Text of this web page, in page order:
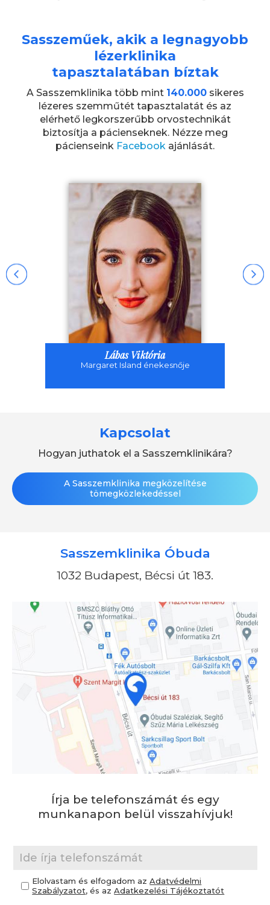
Sasszeműek, akik a legnagyobb
lézerklinika
tapasztalatában bíztak
A Sasszemklinika több mint 140.000sikeres
lézeres szemműtét tapasztalatát és az
elérhető legkorszerűbb orvostechnikát
biztosítja a pácienseknek. Nézze meg
pácienseink Facebook ajánlását.
Lábas Viktória
Margaret Island énekesnője
Kapcsolat
Hogyan juthatok el a Sasszemklinikára?
A Sasszemklinika megközelítése
tömegközlekedéssel
Sasszemklinika Óbuda
1032 Budapest, Bécsi út 183.
Írja be telefonszámát és egy
munkanapon belül visszahívjuk!
Elolvastam és elfogadom azAdatvédelmi
Szabályzatot, és azAdatkezelési Tájékoztatót